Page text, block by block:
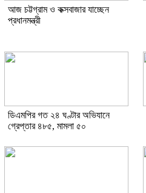
আজ চট্টগ্রাম ও কক্সবাজার যাচ্ছেন
প্রধানমন্ত্রী
ডিএমপির গত ২৪ ঘণ্টার অভিযানে
গ্রেপ্তার ৪৮৫, মামলা ৫০